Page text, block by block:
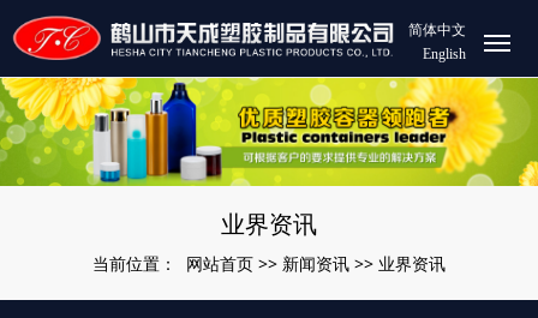
简体中文
English
业界资讯
当前位置： 网站首页 >> 新闻资讯 >> 业界资讯